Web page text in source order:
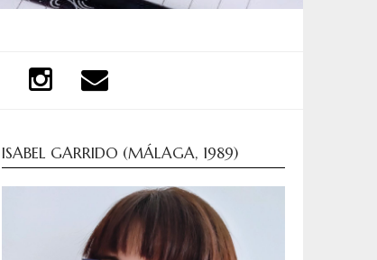
ISABEL GARRIDO (MÁLAGA, 1989)